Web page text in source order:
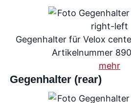
Gegenhalter für Velox
Artikelnummer
mehr
Gegenhalter (rear)